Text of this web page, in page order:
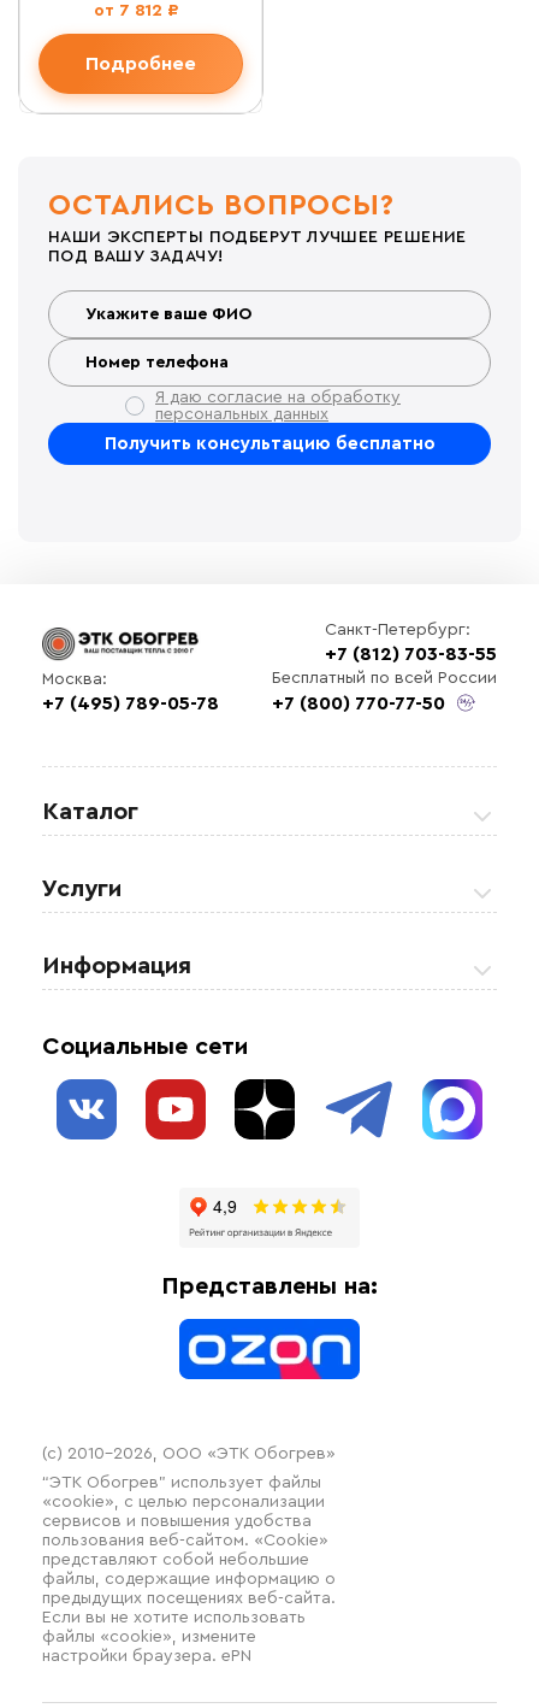
от 7 812 ₽
Подробнее
ОСТАЛИСЬ ВОПРОСЫ?
НАШИ ЭКСПЕРТЫ ПОДБЕРУТ ЛУЧШЕЕ РЕШЕНИЕ
ПОД ВАШУ ЗАДАЧУ!
Я даю согласие на обработку
персональных данных
Санкт-Петербург:
+7 (812) 703-83-55
Москва:
+7 (495) 789-05-78
Бесплатный по всей России
+7 (800) 770-77-50
Каталог
Регулирующая аппаратура
Взрывозащищенное оборудование
Системы защиты от протечки
Отопительное оборудование
Услуги
Обогрев резервуаров
Обогрев трубопроводов
Информация
Блог
Социальные сети
Представлены на:
(c) 2010–2026, ООО «ЭТК Обогрев»
“ЭТК Обогрев” использует файлы
«cookie», с целью персонализации
сервисов и повышения удобства
пользования веб-сайтом. «Cookie»
представляют собой небольшие
файлы, содержащие информацию о
предыдущих посещениях веб-сайта.
Если вы не хотите использовать
файлы «cookie», измените
настройки браузера. ePN